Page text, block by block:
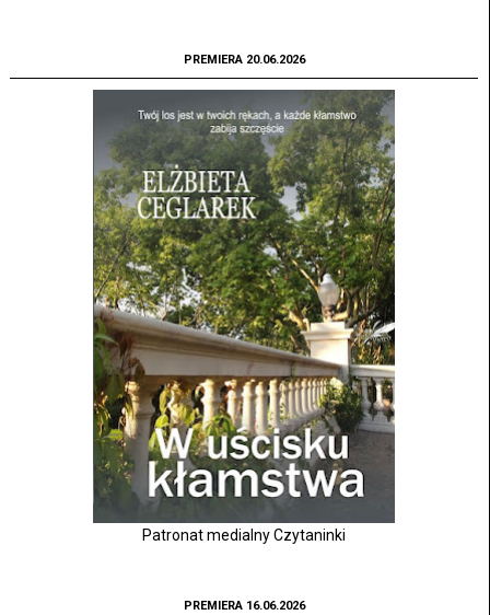
PREMIERA 20.06.2026
Patronat medialny Czytaninki
PREMIERA 16.06.2026